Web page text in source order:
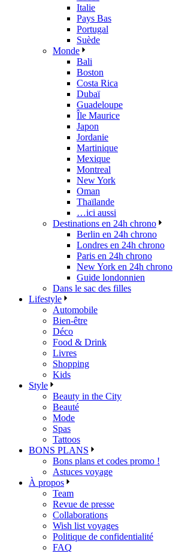
Italie
Pays Bas
Portugal
Suède
Monde
Bali
Boston
Costa Rica
Dubaï
Guadeloupe
Île Maurice
Japon
Jordanie
Martinique
Mexique
Montreal
New York
Oman
Thaïlande
…ici aussi
Destinations en 24h chrono
Berlin en 24h chrono
Londres en 24h chrono
Paris en 24h chrono
New York en 24h chrono
Guide londonnien
Dans le sac des filles
Lifestyle
Automobile
Bien-être
Déco
Food & Drink
Livres
Shopping
Kids
Style
Beauty in the City
Beauté
Mode
Spas
Tattoos
BONS PLANS
Bons plans et codes promo !
Astuces voyage
À propos
Team
Revue de presse
Collaborations
Wish list voyages
Politique de confidentialité
FAQ